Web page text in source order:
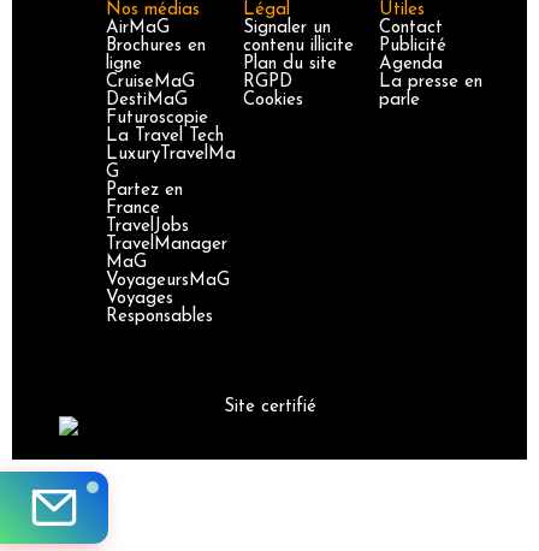
Nos médias
AirMaG
Brochures en
ligne
CruiseMaG
DestiMaG
Futuroscopie
La Travel Tech
LuxuryTravelMa
G
Partez en
France
TravelJobs
TravelManager
MaG
VoyageursMaG
Voyages
Responsables
Légal
Signaler un
contenu illicite
Plan du site
RGPD
Cookies
Utiles
Contact
Publicité
Agenda
La presse en
parle
Site certifié